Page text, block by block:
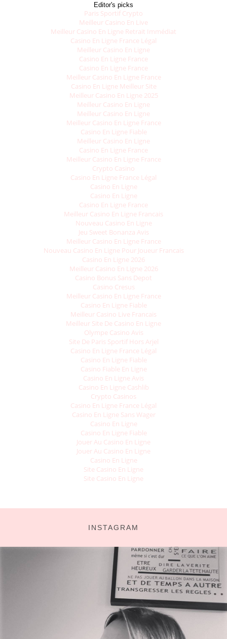
Editor's picks
Paris Sportif Crypto
Meilleur Casino En Live
Meilleur Casino En Ligne Retrait Immédiat
Casino En Ligne France Légal
Meilleur Casino En Ligne
Casino En Ligne France
Casino En Ligne France
Meilleur Casino En Ligne France
Casino En Ligne Meilleur Site
Meilleur Casino En Ligne 2025
Meilleur Casino En Ligne
Meilleur Casino En Ligne
Meilleur Casino En Ligne France
Casino En Ligne Fiable
Meilleur Casino En Ligne
Casino En Ligne France
Meilleur Casino En Ligne France
Crypto Casino
Casino En Ligne France Légal
Casino En Ligne
Casino En Ligne
Casino En Ligne France
Meilleur Casino En Ligne Francais
Nouveau Casino En Ligne
Jeu Sweet Bonanza Avis
Meilleur Casino En Ligne France
Nouveau Casino En Ligne Pour Joueur Francais
Casino En Ligne 2026
Meilleur Casino En Ligne 2026
Casino Bonus Sans Depot
Casino Cresus
Meilleur Casino En Ligne France
Casino En Ligne Fiable
Meilleur Casino Live Francais
Meilleur Site De Casino En Ligne
Olympe Casino Avis
Site De Paris Sportif Hors Arjel
Casino En Ligne France Légal
Casino En Ligne Fiable
Casino Fiable En Ligne
Casino En Ligne Avis
Casino En Ligne Cashlib
Crypto Casinos
Casino En Ligne France Légal
Casino En Ligne Sans Wager
Casino En Ligne
Casino En Ligne Fiable
Jouer Au Casino En Ligne
Jouer Au Casino En Ligne
Casino En Ligne
Site Casino En Ligne
Site Casino En Ligne
INSTAGRAM